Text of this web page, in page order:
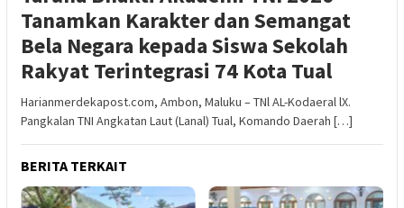
Tanamkan Karakter dan Semangat
Bela Negara kepada Siswa Sekolah
Rakyat Terintegrasi 74 Kota Tual
Harianmerdekapost.com, Ambon, Maluku – TNl AL-Kodaeral lX.
Pangkalan TNI Angkatan Laut (Lanal) Tual, Komando Daerah […]
BERITA TERKAIT